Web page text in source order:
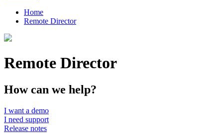
Home
Remote Director
Remote Director
How can we help?
I want a demo
I need support
Release notes